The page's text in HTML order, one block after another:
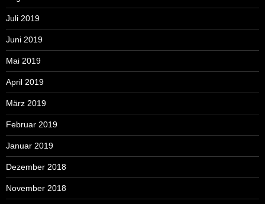
Juli 2019
Juni 2019
Mai 2019
April 2019
März 2019
Februar 2019
Januar 2019
Dezember 2018
November 2018